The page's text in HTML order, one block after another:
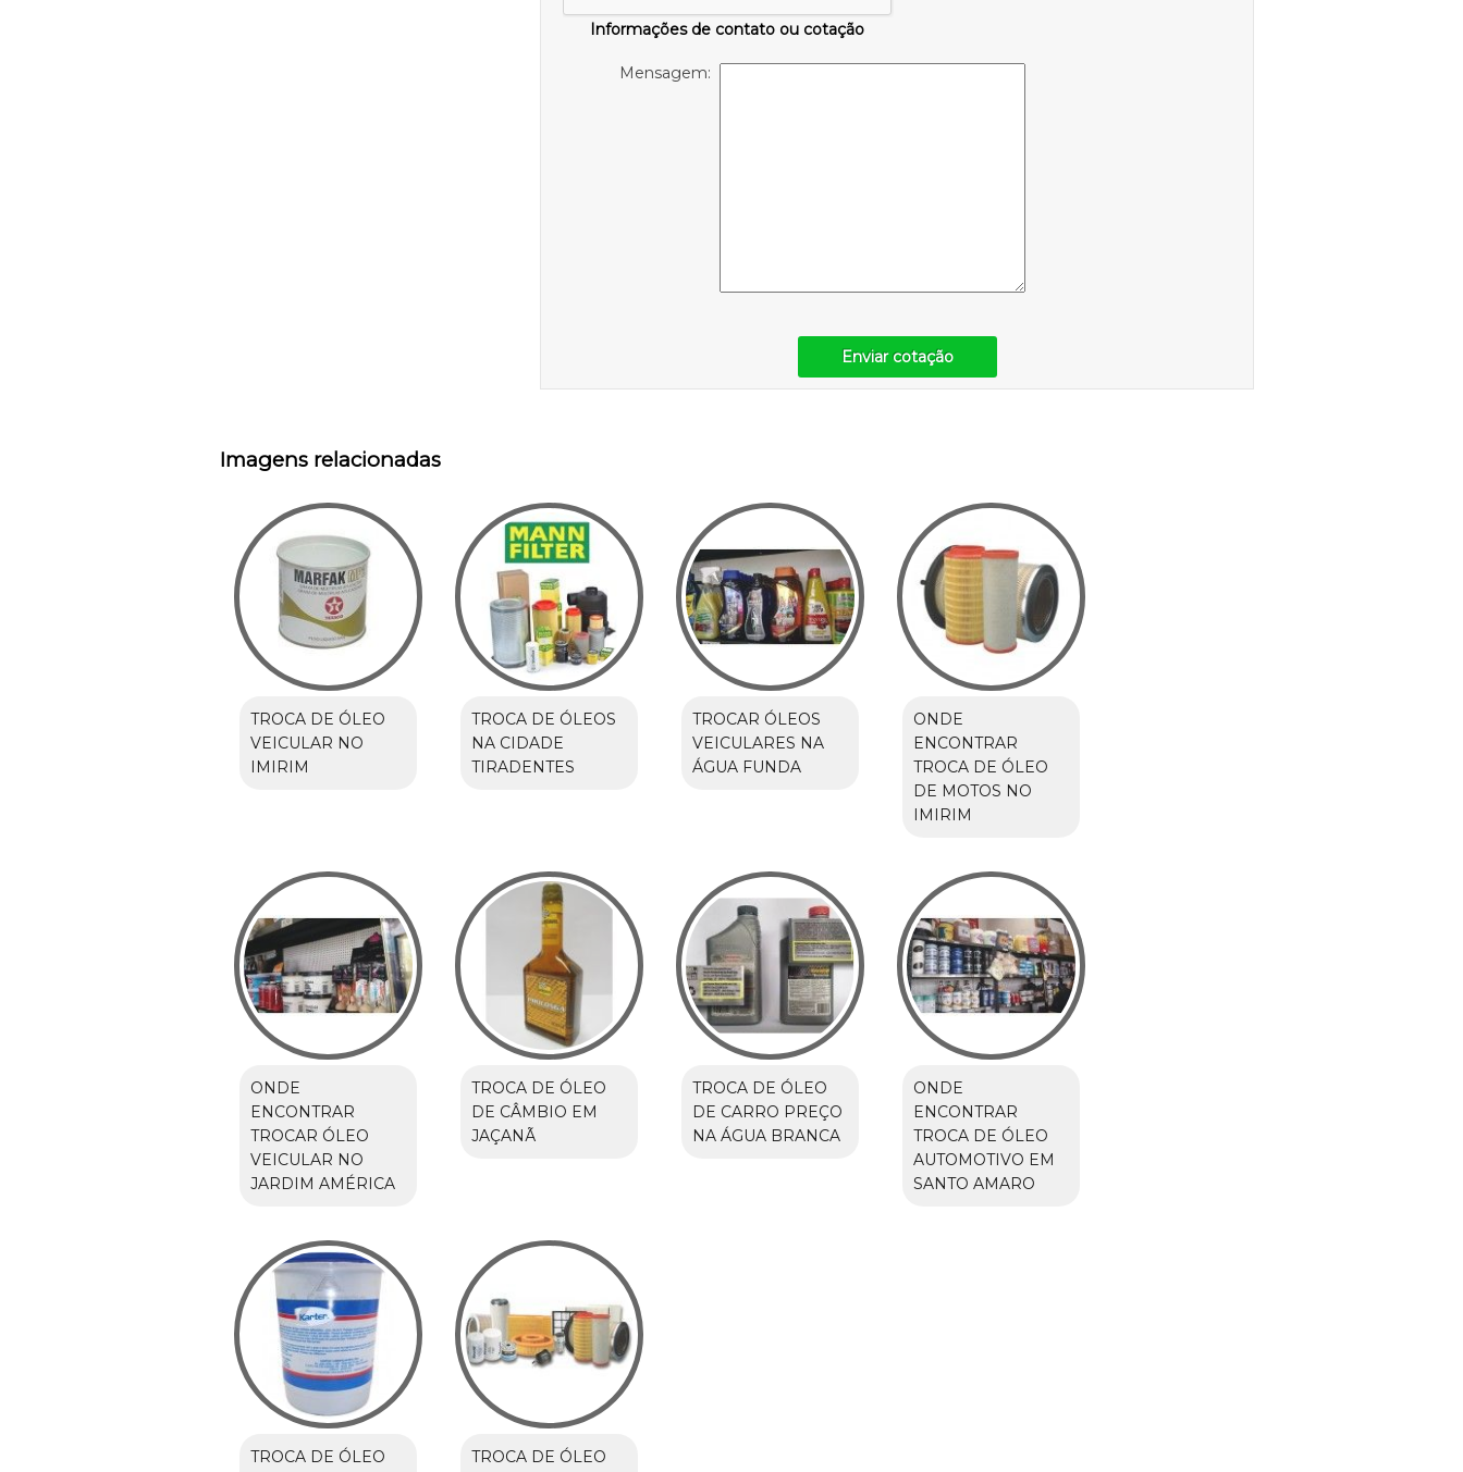
Informações de contato ou cotação
Mensagem:
Enviar cotação
Imagens relacionadas
TROCA DE ÓLEO
VEICULAR NO
IMIRIM
TROCA DE ÓLEOS
NA CIDADE
TIRADENTES
TROCAR ÓLEOS
VEICULARES NA
ÁGUA FUNDA
ONDE
ENCONTRAR
TROCA DE ÓLEO
DE MOTOS NO
IMIRIM
ONDE
ENCONTRAR
TROCAR ÓLEO
VEICULAR NO
JARDIM AMÉRICA
TROCA DE ÓLEO
DE CÂMBIO EM
JAÇANÃ
TROCA DE ÓLEO
DE CARRO PREÇO
NA ÁGUA BRANCA
ONDE
ENCONTRAR
TROCA DE ÓLEO
AUTOMOTIVO EM
SANTO AMARO
TROCA DE ÓLEO
TROCA DE ÓLEO